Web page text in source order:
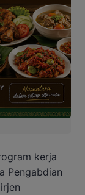
kerja
Pengabdian